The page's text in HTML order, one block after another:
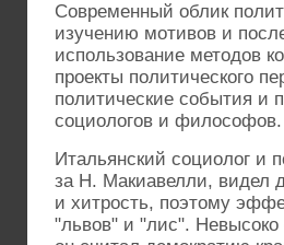
Современный облик
изучению мотивов и
использование методов
проекты политического
политические события и
социологов и философов.
Итальянский социолог и
за Н. Макиавелли, видел
и хитрость, поэтому
"львов" и "лис". Невысоко